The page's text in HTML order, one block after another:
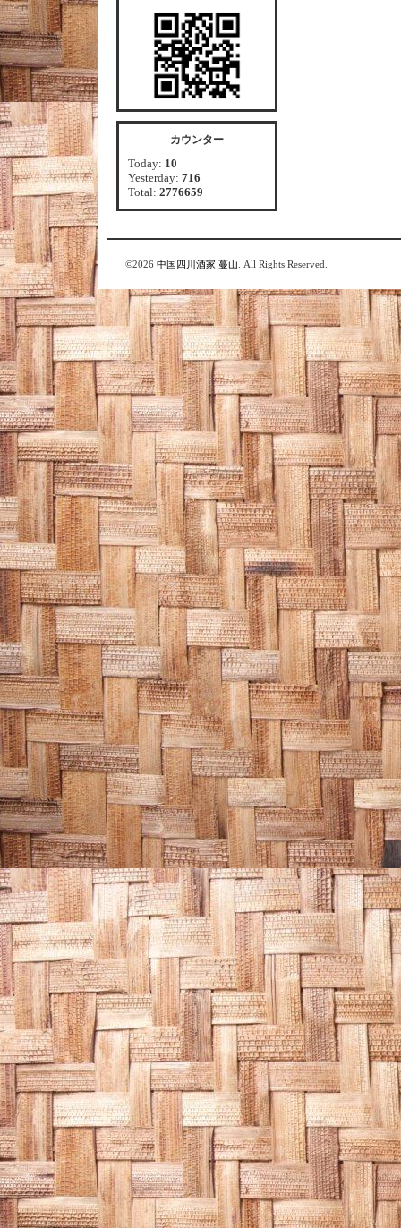
カウンター
Today: 10
Yesterday: 716
Total: 2776659
©2026 中国四川酒家 蔓山 . All Rights Reserved.